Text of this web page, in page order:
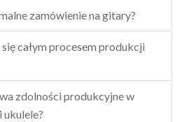
zamówienie na gitary?
całym procesem produkcji
zdolności produkcyjne w
ukulele?